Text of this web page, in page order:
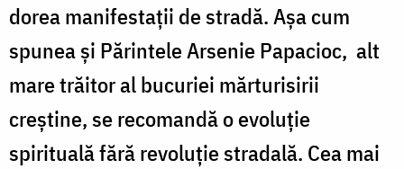
dorea manifestaţii de stradă. Aşa cum
spunea şi Părintele Arsenie Papacioc, alt
mare trăitor al bucuriei mărturisirii
creştine, se recomandă o evoluţie
spirituală fără revoluţie stradală. Cea mai